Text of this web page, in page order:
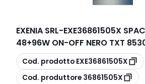
EXENIA SRL-EXE36861505X
48+96W ON-OFF NERO TXT
copia
Cod. prodotto EXE36861505X
copia
Cod. produttore 36861505X